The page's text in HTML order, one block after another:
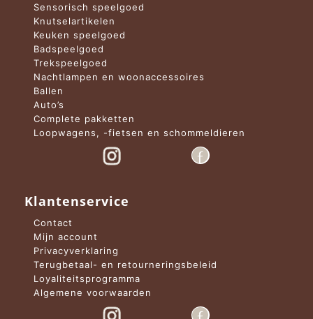
Sensorisch speelgoed
Knutselartikelen
Keuken speelgoed
Badspeelgoed
Trekspeelgoed
Nachtlampen en woonaccessoires
Ballen
Auto’s
Complete pakketten
Loopwagens, -fietsen en schommeldieren
Klantenservice
Contact
Mijn account
Privacyverklaring
Terugbetaal- en retourneringsbeleid
Loyaliteitsprogramma
Algemene voorwaarden